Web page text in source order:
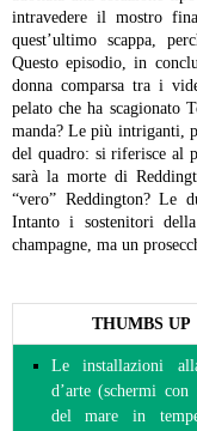
intravedere il mostro
quest’ultimo scappa,
Questo episodio, in
donna comparsa tra i
pelato che ha scagionato
manda? Le più intriganti,
del quadro: si riferisce al
sarà la morte di
“vero” Reddington? Le
Intanto i sostenitori
champagne, ma un
THUMBS UP
Le installazioni
d’arte (schermi
del mare in